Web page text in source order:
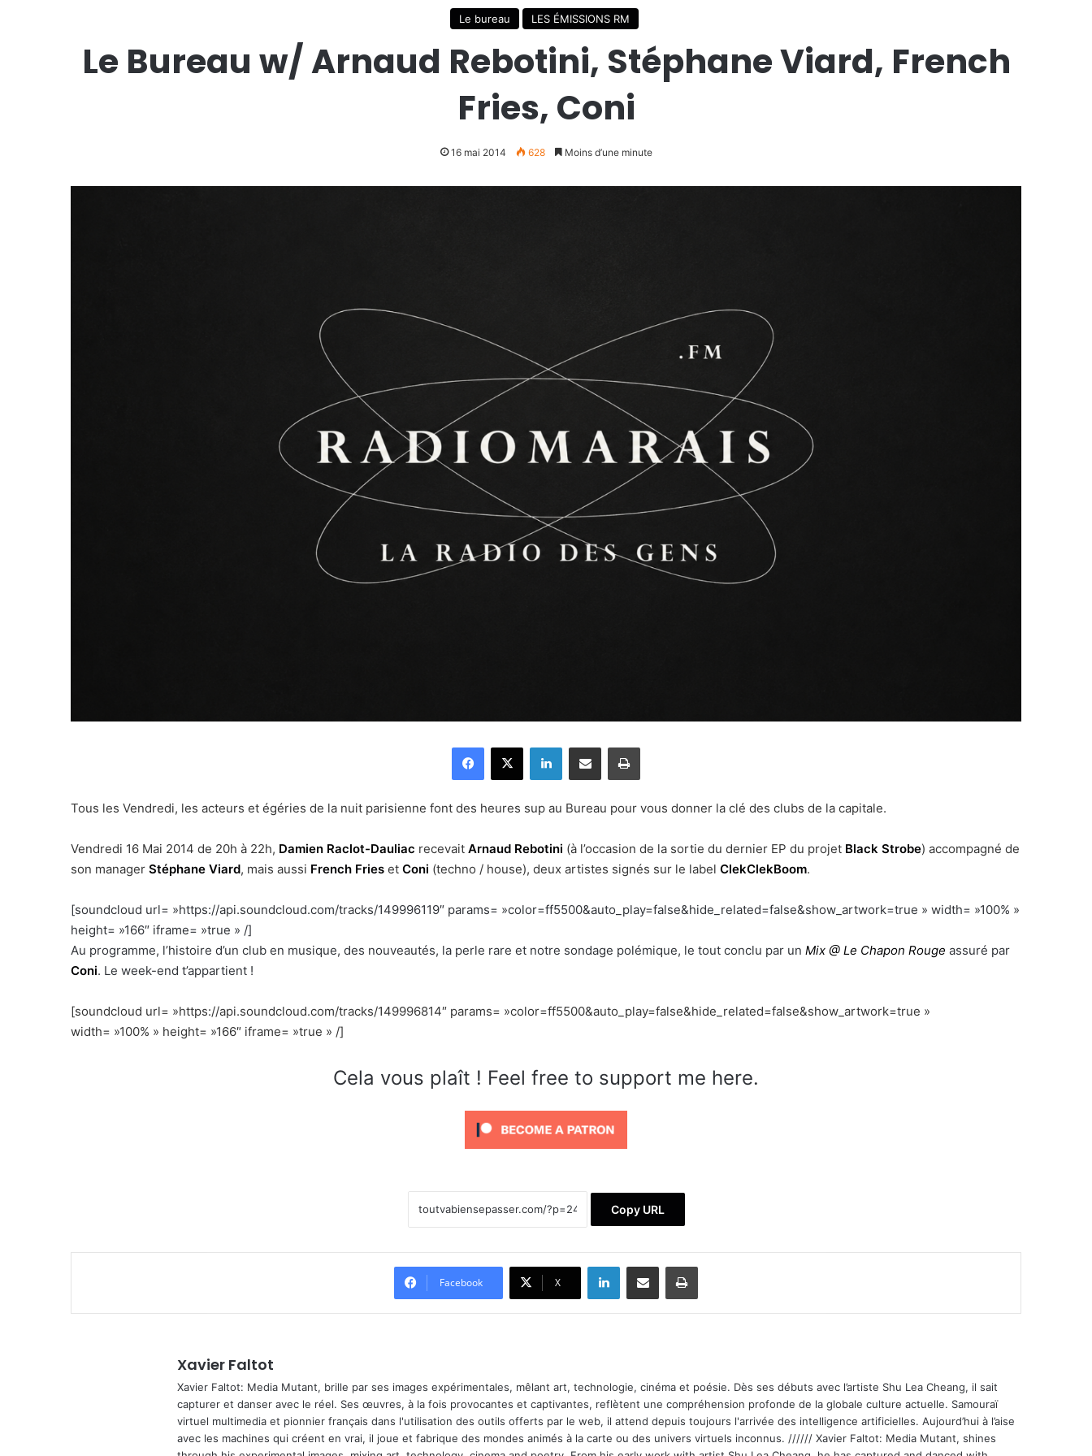
Le bureau LES ÉMISSIONS RM
Le Bureau w/ Arnaud Rebotini, Stéphane Viard, French
Fries, Coni
16 mai 2014 628 Moins d’une minute
Tous les Vendredi, les acteurs et égéries de la nuit parisienne font des heures sup au Bureau pour vous donner la clé des clubs de la capitale.
Vendredi 16 Mai 2014 de 20h à 22h, Damien Raclot-Dauliac recevait Arnaud Rebotini (à l’occasion de la sortie du dernier EP du projet Black Strobe) accompagné de
son manager Stéphane Viard, mais aussi French Fries et Coni (techno / house), deux artistes signés sur le label ClekClekBoom.
[soundcloud url= »https://api.soundcloud.com/tracks/149996119″ params= »color=ff5500&auto_play=false&hide_related=false&show_artwork=true » width= »100% »
height= »166″ iframe= »true » /]
Au programme, l’histoire d’un club en musique, des nouveautés, la perle rare et notre sondage polémique, le tout conclu par un Mix @ Le Chapon Rouge assuré par
Coni. Le week-end t’appartient !
[soundcloud url= »https://api.soundcloud.com/tracks/149996814″ params= »color=ff5500&auto_play=false&hide_related=false&show_artwork=true »
width= »100% » height= »166″ iframe= »true » /]
Cela vous plaît ! Feel free to support me here.
Copy URL
Facebook X
Xavier Faltot
Xavier Faltot: Media Mutant, brille par ses images expérimentales, mêlant art, technologie, cinéma et poésie. Dès ses débuts avec l’artiste Shu Lea Cheang, il sait
capturer et danser avec le réel. Ses œuvres, à la fois provocantes et captivantes, reflètent une compréhension profonde de la globale culture actuelle. Samouraï
virtuel multimedia et pionnier français dans l'utilisation des outils offerts par le web, il attend depuis toujours l'arrivée des intelligence artificielles. Aujourd’hui à l’aise
avec les machines qui créent en vrai, il joue et fabrique des mondes animés à la carte ou des univers virtuels inconnus. ////// Xavier Faltot: Media Mutant, shines